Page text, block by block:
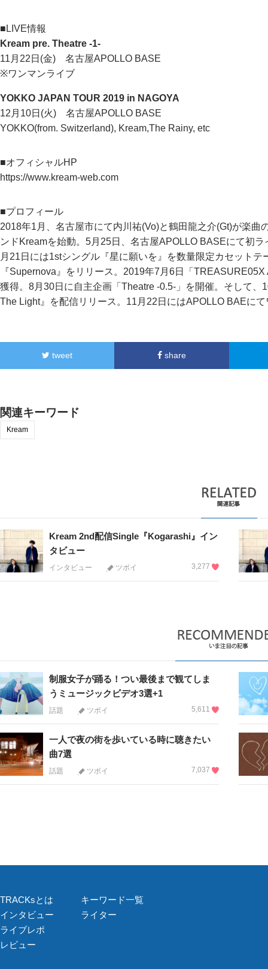
■LIVE情報
Kream pre. Theatre -1-
11月22日(金) 名古屋APOLLO BASE
※ワンマンライブ
YOKKO JAPAN TOUR 2019 in NAGOYA
12月10日(火) 名古屋APOLLO BASE
YOKKO(from. Switzerland), Kream,The Rainy, etc
■オフィシャルHP
https://www.kream-web.com
■プロフィール
2018年1月、名古屋市にて内川祐(Vo)と鶴田龍之介(Gt)が楽曲
ンドKreamを始動。5月25日、名古屋APOLLO BASEにて初
月21日には1stシングル『星に願いを』を数量限定カセット
『Supernova』をリリース。2019年7月6日「
獲得。8月30日に自主企画「Theatre -0.5-」を開催。そして
The Light』を配信リリース。11月22日にはAPOLLO BAEに
tweet share
関連キーワード
Kream
Kream 2nd配信Single『Kogarashi』イン
タビュー
インタビュー ツボイ 3,277
制服女子が踊る！つい最後まで観てしま
うミュージックビデオ3選+1
話題 ツボイ 5,611
一人で夜の街を歩いている時に聴きたい
曲7選
話題 ツボイ 7,037
TRACKsとは
インタビュー
ライブレポ
レビュー
キーワード一覧
ライター